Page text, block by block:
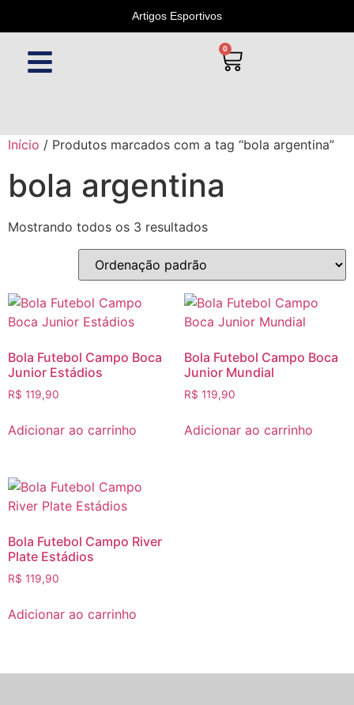
Artigos Esportivos
0
Início / Produtos marcados com a tag “bola argentina”
bola argentina
Mostrando todos os 3 resultados
Bola Futebol Campo Boca
Junior Estádios
R$ 119,90
Adicionar ao carrinho
Bola Futebol Campo Boca
Junior Mundial
R$ 119,90
Adicionar ao carrinho
Bola Futebol Campo River
Plate Estádios
R$ 119,90
Adicionar ao carrinho